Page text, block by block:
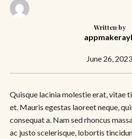
Written by
June 26, 2023
Quisque lacinia molestie erat, vitae
et. Mauris egestas laoreet neque,
consequat a. Nam sed rhoncus
ac justo scelerisque, lobortis